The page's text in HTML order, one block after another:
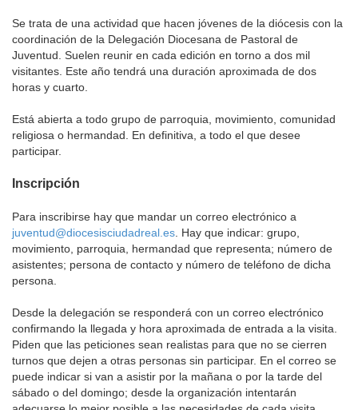
Se trata de una actividad que hacen jóvenes de la diócesis con la
coordinación de la Delegación Diocesana de Pastoral de
Juventud. Suelen reunir en cada edición en torno a dos mil
visitantes. Este año tendrá una duración aproximada de dos
horas y cuarto.
Está abierta a todo grupo de parroquia, movimiento, comunidad
religiosa o hermandad. En definitiva, a todo el que desee
participar.
Inscripción
Para inscribirse hay que mandar un correo electrónico a
juventud@diocesisciudadreal.es . Hay que indicar: grupo,
movimiento, parroquia, hermandad que representa; número de
asistentes; persona de contacto y número de teléfono de dicha
persona.
Desde la delegación se responderá con un correo electrónico
confirmando la llegada y hora aproximada de entrada a la visita.
Piden que las peticiones sean realistas para que no se cierren
turnos que dejen a otras personas sin participar. En el correo se
puede indicar si van a asistir por la mañana o por la tarde del
sábado o del domingo; desde la organización intentarán